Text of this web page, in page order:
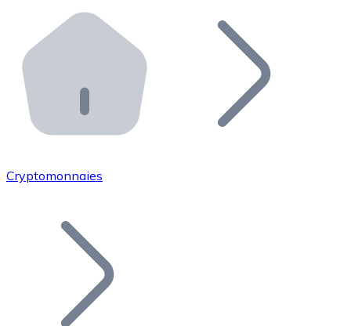
Distributeurs automatiques Bitnovo
Intégrez un ATM Bitnovo dans votre entreprise et
API Bitnovo
Intégrez notre API dans votre écosystème.
Rejoignez notre réseau de distributeurs et
Ajoutez le token de votre projet à notre service
Cryptomonnaies